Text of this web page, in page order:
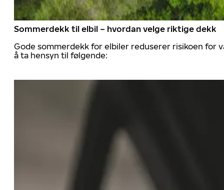
Sommerdekk til elbil – hvordan velge riktige dekk
Gode sommerdekk for elbiler reduserer risikoen for
å ta hensyn til følgende: